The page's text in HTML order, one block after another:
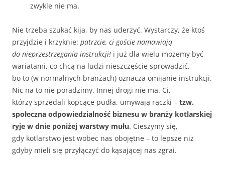
zwykle nie ma.
Nie trzeba szukać kija, by nas uderzyć. Wystarczy, że ktoś
przyjdzie i krzyknie: patrzcie, ci goście namawiają
do nieprzestrzegania instrukcji! i już dla wielu możemy być
wariatami, co chcą na ludzi nieszczęście sprowadzić,
bo to (w normalnych branżach) oznacza omijanie instrukcji.
Nic na to nie poradzimy. Innej drogi nie ma. Ci,
którzy sprzedali kopcące pudła, umywają rączki – tzw.
społeczna odpowiedzialność biznesu w branży kotlarskiej
ryje w dnie poniżej warstwy mułu. Cieszymy się,
gdy kotlarstwo jest wobec nas obojętne – to lepsze niż
gdyby mieli się przyłączyć do kąsającej nas zgrai.